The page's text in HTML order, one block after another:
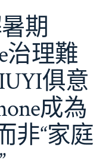
期
治理難
俱意
成為
非“家庭